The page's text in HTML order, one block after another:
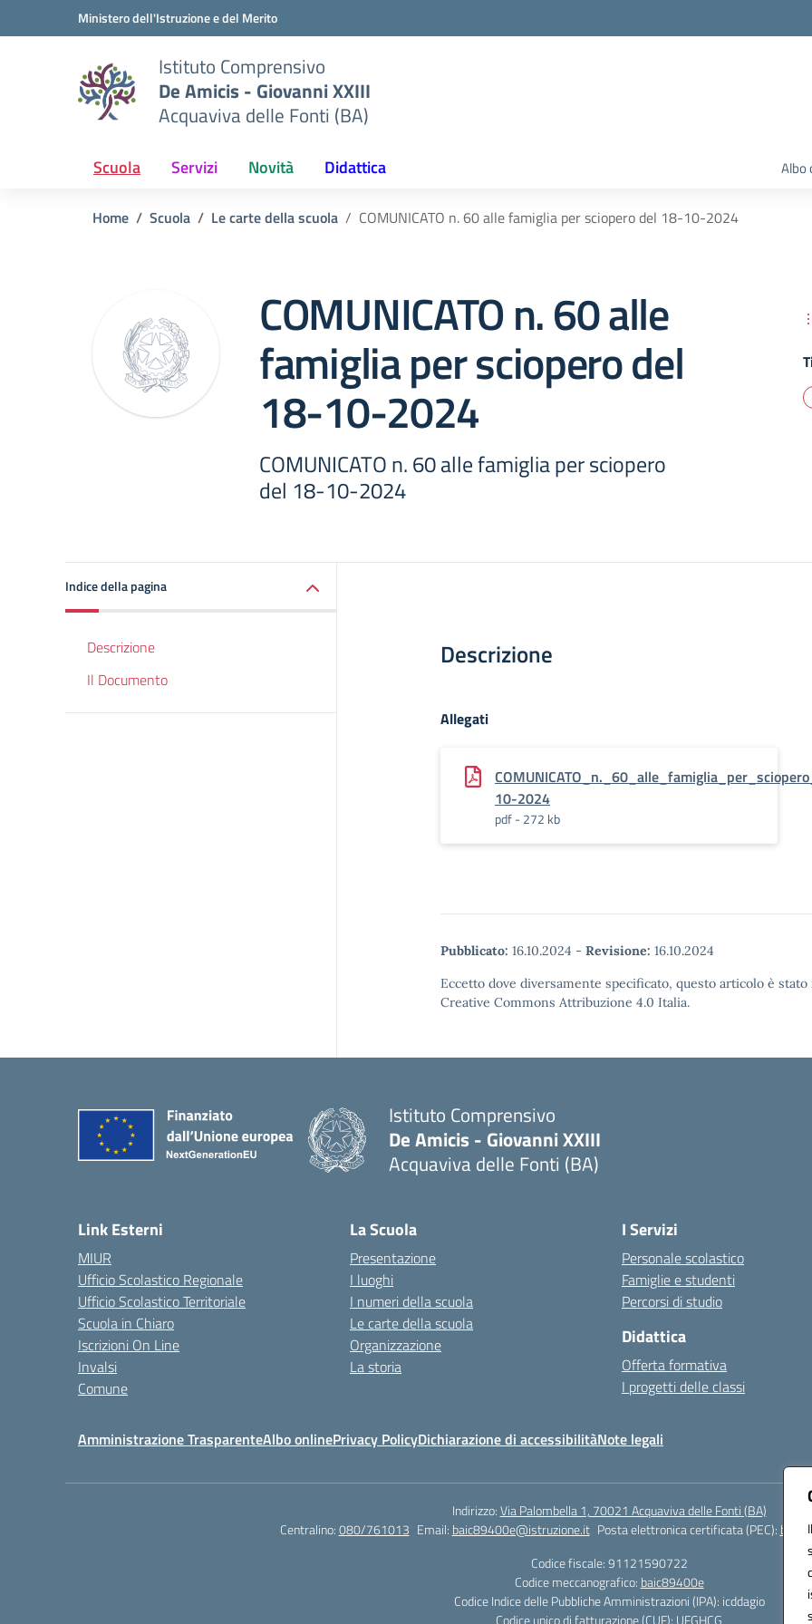
Vai ai contenuti
Vai al menu di navigazioneMinistero dell'Istruzione e del Merito
Istituto Comprensivo
De Amicis - Giovanni XXIII
Acquaviva delle Fonti (BA)
Scuola Servizi Novità Didattica Albo
Home Scuola Le carte della scuola COMUNICATO n. 60 alle famiglia per sciopero del 18-10-2024
COMUNICATO n. 60 alle
famiglia per sciopero del
18-10-2024
COMUNICATO n. 60 alle famiglia per sciopero
del 18-10-2024
Indice della pagina
Descrizione
Il Documento
Descrizione
Allegati
10-2024
pdf - 272 kb
Pubblicato: 16.10.2024 - Revisione: 16.10.2024
Eccetto dove diversamente specificato, questo articolo è
Creative Commons Attribuzione 4.0 Italia.
Istituto Comprensivo
De Amicis - Giovanni XXIII
Acquaviva delle Fonti (BA)
Link Esterni
MIUR
Ufficio Scolastico Regionale
Ufficio Scolastico Territoriale
Scuola in Chiaro
Iscrizioni On Line
Invalsi
Comune
La Scuola
Presentazione
I luoghi
I numeri della scuola
Le carte della scuola
Organizzazione
La storia
I Servizi
Personale scolastico
Famiglie e studenti
Percorsi di studio
Didattica
Offerta formativa
I progetti delle classi
Amministrazione TrasparenteAlbo onlinePrivacy PolicyDichiarazione di accessibilitàNote legali
Indirizzo:Via Palombella 1, 70021 Acquaviva delle Fonti (BA)
Centralino:080/761013 Email: baic89400e@istruzione.it Posta elettronica certificata (PEC):
Codice fiscale: 91121590722
Codice meccanografico: baic89400e
Codice Indice delle Pubbliche Amministrazioni (IPA): icddagio
Codice unico di fatturazione (CUF): UFGHCG